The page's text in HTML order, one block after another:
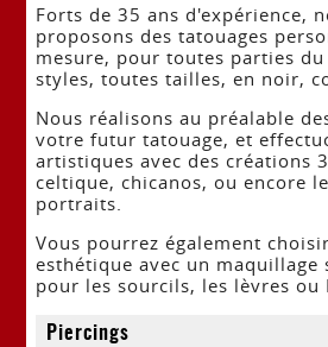
Forts de 35 ans d'expérience,
proposons des tatouages
mesure, pour toutes parties
styles, toutes tailles, en noir,
Nous réalisons au préalable
votre futur tatouage, et
artistiques avec des créations
celtique, chicanos, ou encore
portraits.
Vous pourrez également
esthétique avec un maquillage
pour les sourcils, les lèvres ou
Piercings